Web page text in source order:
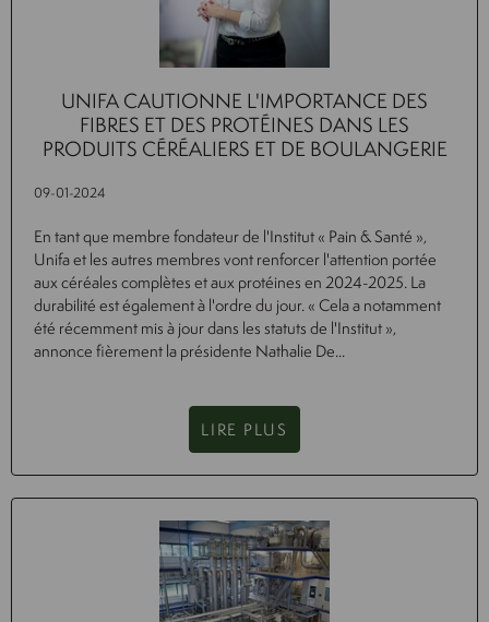
UNIFA CAUTIONNE L'IMPORTANCE DES
FIBRES ET DES PROTÉINES DANS LES
PRODUITS CÉRÉALIERS ET DE BOULANGERIE
09-01-2024
En tant que membre fondateur de l'Institut « Pain & Santé »,
Unifa et les autres membres vont renforcer l'attention portée
aux céréales complètes et aux protéines en 2024-2025. La
durabilité est également à l'ordre du jour. « Cela a notamment
été récemment mis à jour dans les statuts de l'Institut »,
annonce fièrement la présidente Nathalie De...
LIRE PLUS